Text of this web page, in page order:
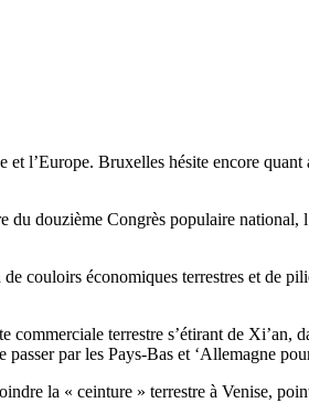
l’Europe. Bruxelles hésite encore quant
du douzième Congrès populaire
couloirs économiques terrestres et de
terrestre s’étirant de Xi’an,
par les Pays-Bas et ‘Allemagne
la « ceinture » terrestre à Venise,